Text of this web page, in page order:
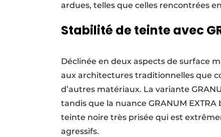
ardues, telles que celles rencontrées
Stabilité de teinte avec
Déclinée en deux aspects de surface
aux architectures traditionnelles que
d’autres matériaux. La variante
tandis que la nuance GRANUM
teinte noire très prisée qui est
agressifs.